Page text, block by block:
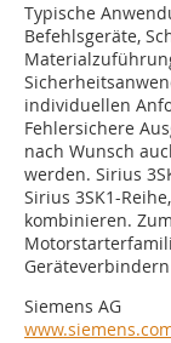
Typische
Befehlsgeräte,
individuellen
Fehlersichere
nach Wunsch
werden. Sirius
Sirius 3SK1-
kombinieren.
Siemens AG